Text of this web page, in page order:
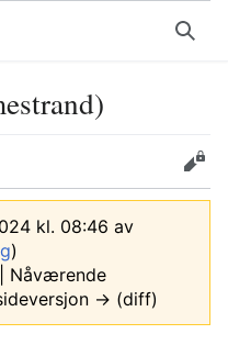
Søk
Rediger
kl. 08:46 av
)
| Nåværende
→ (diff)